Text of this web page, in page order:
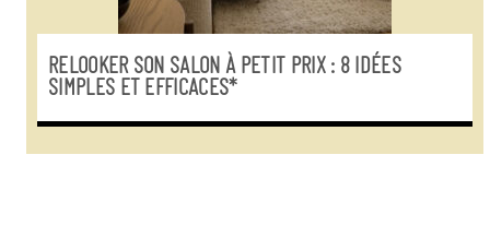
RELOOKER SON SALON À PETIT PRIX : 8 IDÉES
SIMPLES ET EFFICACES*